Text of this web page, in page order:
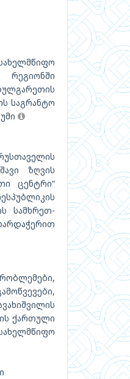
რეგიონში
საგრანტო
ზღვის
ცენტრი“
სამხრეთ-
ქართული